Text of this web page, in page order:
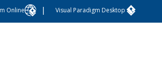
Visual Paradigm Desktop
|
Online